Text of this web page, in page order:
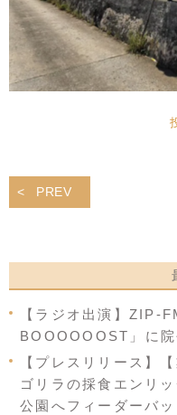
PREV
【ラジオ出演】ZIP-
BOOOOOOST」に
【プレスリリース】
ゴリラの採食エンリ
公園へフィーダーバッ